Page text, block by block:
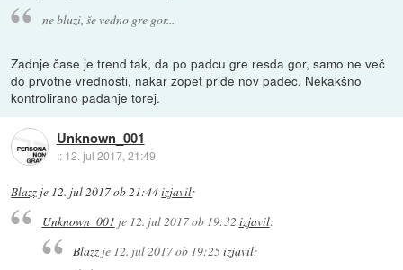
ne bluzi, še vedno gre gor...
Zadnje čase je trend tak, da po padcu gre resda gor, samo ne več
do prvotne vrednosti, nakar zopet pride nov padec. Nekakšno
kontrolirano padanje torej.
Unknown_001
:: 12. jul 2017, 21:49
Blazz je 12. jul 2017 ob 21:44izjavil:
Unknown_001 je 12. jul 2017 ob 19:32 izjavil:
Blazz je 12. jul 2017 ob 19:25izjavil: